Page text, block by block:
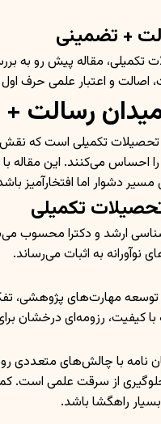
+ تضمینی
تکمیلی، مقاله پیش رو
و اعتبار علمی حرف
میدان
تکمیلی است که
می‌کنند. این مقاله با
دشوار اما افتخارآمیز
تکمیلی
ارشد و دکترا
نوآورانه به اثبات می‌رساند.
توسعه مهارت‌های
رزومه‌ای درخشان
نامه با چالش‌های
از سرقت علمی است.
راهگشا باشد.